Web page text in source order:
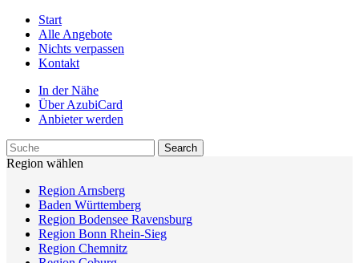
Start
Alle Angebote
Nichts verpassen
Kontakt
In der Nähe
Über AzubiCard
Anbieter werden
Region wählen
Region Arnsberg
Baden Württemberg
Region Bodensee Ravensburg
Region Bonn Rhein-Sieg
Region Chemnitz